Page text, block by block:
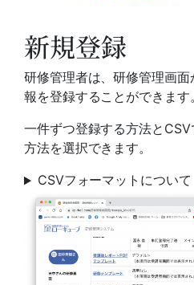
新規登録
研修管理者は、研修管理画
報を登録することができます。
一件ずつ登録する方法と
方法を選択できます。
CSVフォーマットについて